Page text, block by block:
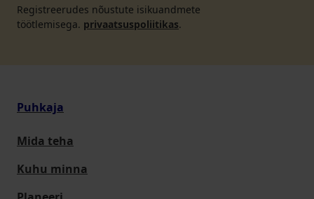
Registreerudes nõustute isikuandmete
töötlemisega. privaatsuspoliitikas.
Puhkaja
Mida teha
Kuhu minna